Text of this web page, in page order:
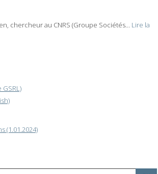
chercheur au CNRS (Groupe Sociétés... Lire la
(1.01.2024)